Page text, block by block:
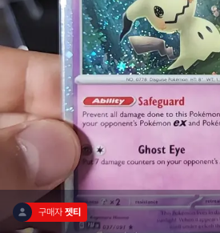
구매자 젯티